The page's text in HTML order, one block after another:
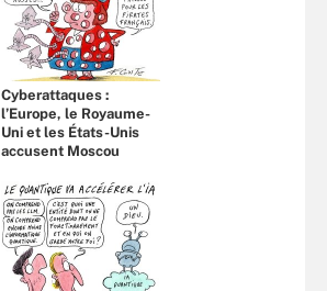
Cyberattaques :
l’Europe, le Royaume-
Uni et les États-Unis
accusent Moscou